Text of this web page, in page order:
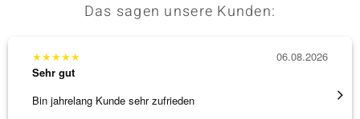
Das sagen unsere Kunden:
★★★★★
Sehr gut
Bin jahrelang Kunde sehr zufrieden
06.08.2026
Top